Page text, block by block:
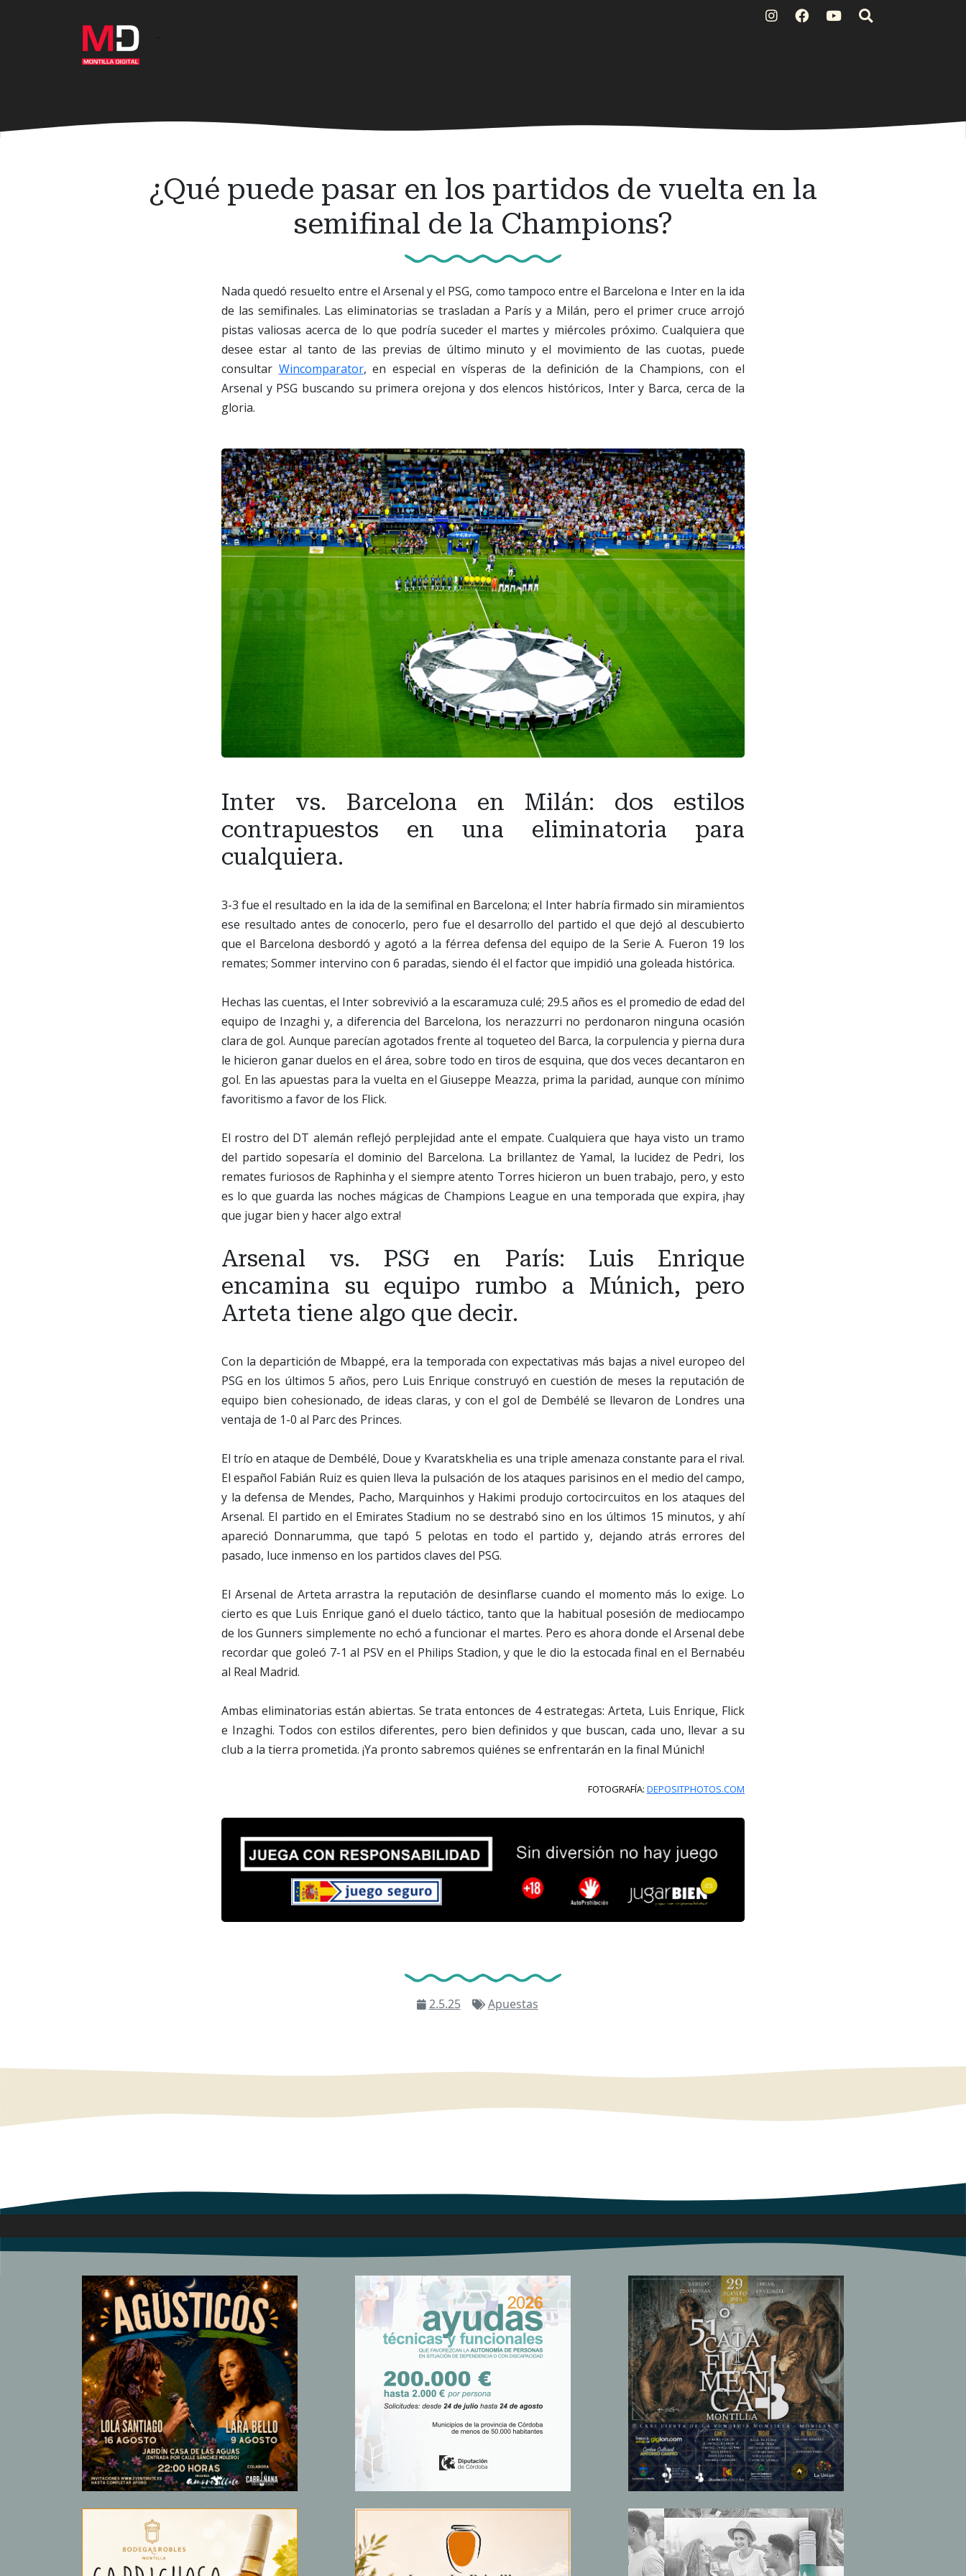
¿Qué puede pasar en los partidos de vuelta en la
semifinal de la Champions?
Nada quedó resuelto entre el Arsenal y el PSG, como tampoco entre el Barcelona e Inter en la ida
de las semifinales. Las eliminatorias se trasladan a París y a Milán, pero el primer cruce arrojó
pistas valiosas acerca de lo que podría suceder el martes y miércoles próximo. Cualquiera que
desee estar al tanto de las previas de último minuto y el movimiento de las cuotas, puede
consultar Wincomparator, en especial en vísperas de la definición de la Champions, con el
Arsenal y PSG buscando su primera orejona y dos elencos históricos, Inter y Barca, cerca de la
gloria.
Inter vs. Barcelona en Milán: dos estilos
contrapuestos en una eliminatoria para
cualquiera.
3-3 fue el resultado en la ida de la semifinal en Barcelona; el Inter habría firmado sin miramientos
ese resultado antes de conocerlo, pero fue el desarrollo del partido el que dejó al descubierto
que el Barcelona desbordó y agotó a la férrea defensa del equipo de la Serie A. Fueron 19 los
remates; Sommer intervino con 6 paradas, siendo él el factor que impidió una goleada histórica.
Hechas las cuentas, el Inter sobrevivió a la escaramuza culé; 29.5 años es el promedio de edad del
equipo de Inzaghi y, a diferencia del Barcelona, los nerazzurri no perdonaron ninguna ocasión
clara de gol. Aunque parecían agotados frente al toqueteo del Barca, la corpulencia y pierna dura
le hicieron ganar duelos en el área, sobre todo en tiros de esquina, que dos veces decantaron en
gol. En las apuestas para la vuelta en el Giuseppe Meazza, prima la paridad, aunque con mínimo
favoritismo a favor de los Flick.
El rostro del DT alemán reflejó perplejidad ante el empate. Cualquiera que haya visto un tramo
del partido sopesaría el dominio del Barcelona. La brillantez de Yamal, la lucidez de Pedri, los
remates furiosos de Raphinha y el siempre atento Torres hicieron un buen trabajo, pero, y esto
es lo que guarda las noches mágicas de Champions League en una temporada que expira, ¡hay
que jugar bien y hacer algo extra!
Arsenal vs. PSG en París: Luis Enrique
encamina su equipo rumbo a Múnich, pero
Arteta tiene algo que decir.
Con la departición de Mbappé, era la temporada con expectativas más bajas a nivel europeo del
PSG en los últimos 5 años, pero Luis Enrique construyó en cuestión de meses la reputación de
equipo bien cohesionado, de ideas claras, y con el gol de Dembélé se llevaron de Londres una
ventaja de 1-0 al Parc des Princes.
El trío en ataque de Dembélé, Doue y Kvaratskhelia es una triple amenaza constante para el rival.
El español Fabián Ruiz es quien lleva la pulsación de los ataques parisinos en el medio del campo,
y la defensa de Mendes, Pacho, Marquinhos y Hakimi produjo cortocircuitos en los ataques del
Arsenal. El partido en el Emirates Stadium no se destrabó sino en los últimos 15 minutos, y ahí
apareció Donnarumma, que tapó 5 pelotas en todo el partido y, dejando atrás errores del
pasado, luce inmenso en los partidos claves del PSG.
El Arsenal de Arteta arrastra la reputación de desinflarse cuando el momento más lo exige. Lo
cierto es que Luis Enrique ganó el duelo táctico, tanto que la habitual posesión de mediocampo
de los Gunners simplemente no echó a funcionar el martes. Pero es ahora donde el Arsenal debe
recordar que goleó 7-1 al PSV en el Philips Stadion, y que le dio la estocada final en el Bernabéu
al Real Madrid.
Ambas eliminatorias están abiertas. Se trata entonces de 4 estrategas: Arteta, Luis Enrique, Flick
e Inzaghi. Todos con estilos diferentes, pero bien definidos y que buscan, cada uno, llevar a su
club a la tierra prometida. ¡Ya pronto sabremos quiénes se enfrentarán en la final Múnich!
FOTOGRAFÍA: DEPOSITPHOTOS.COM
2.5.25 Apuestas